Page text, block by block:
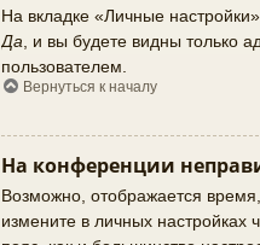
На вкладке «Личные
Да , и вы будете видны только
пользователем.
Вернуться к началу
На конференции
Возможно, отображается
измените в личных настройках